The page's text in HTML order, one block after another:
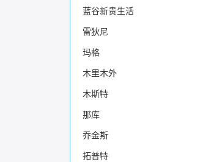
蓝谷新贵生活
雷狄尼
玛格
木里木外
木斯特
那库
乔金斯
拓普特